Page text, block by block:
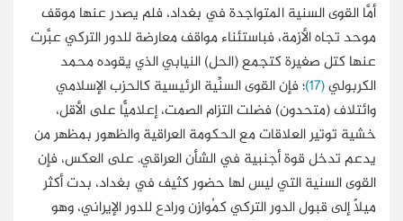
أمَّا القوى السنية المتواجدة في بغداد، فلم يصدر عنها موقف
موحد تجاه الأزمة، فباستئناء مواقف معارضة للدور التركي عبَّرت
عنها كتل صغيرة كتجمع (الحل) النيابي الذي يقوده محمد
الكربولي(17)
؛ فإن القوى السنِّية الرئيسية كالحزب الإسلامي
وائتلاف (متحدون) فضلت التزام الصمت، إعلاميًّا على الأقل،
خشية توتير العلاقات مع الحكومة العراقية والظهور بمظهر من
يدعم تدخل قوة أجنبية في الشأن العراقي. على العكس، فإن
القوى السنية التي ليس لها حضور كثيف في بغداد، بدت أكثر
ميلًا إلى قبول الدور التركي كمُوازِن ورادع للدور الإيراني، وهو